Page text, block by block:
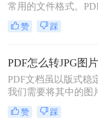
常用的文件格式。
容性和文档保护特性
同、报告、扫描件的
合网页展示、社交媒
辑。那么，PDF怎么
呢？本文将先给出三
比，再逐一拆解操作
使用频率、文件数量
选择最合适的方法。
赞 踩
PDF文档虽以版式稳
我们需要将其中的图
编辑，或转成图片格
PPT等场景。那么，
赞 踩